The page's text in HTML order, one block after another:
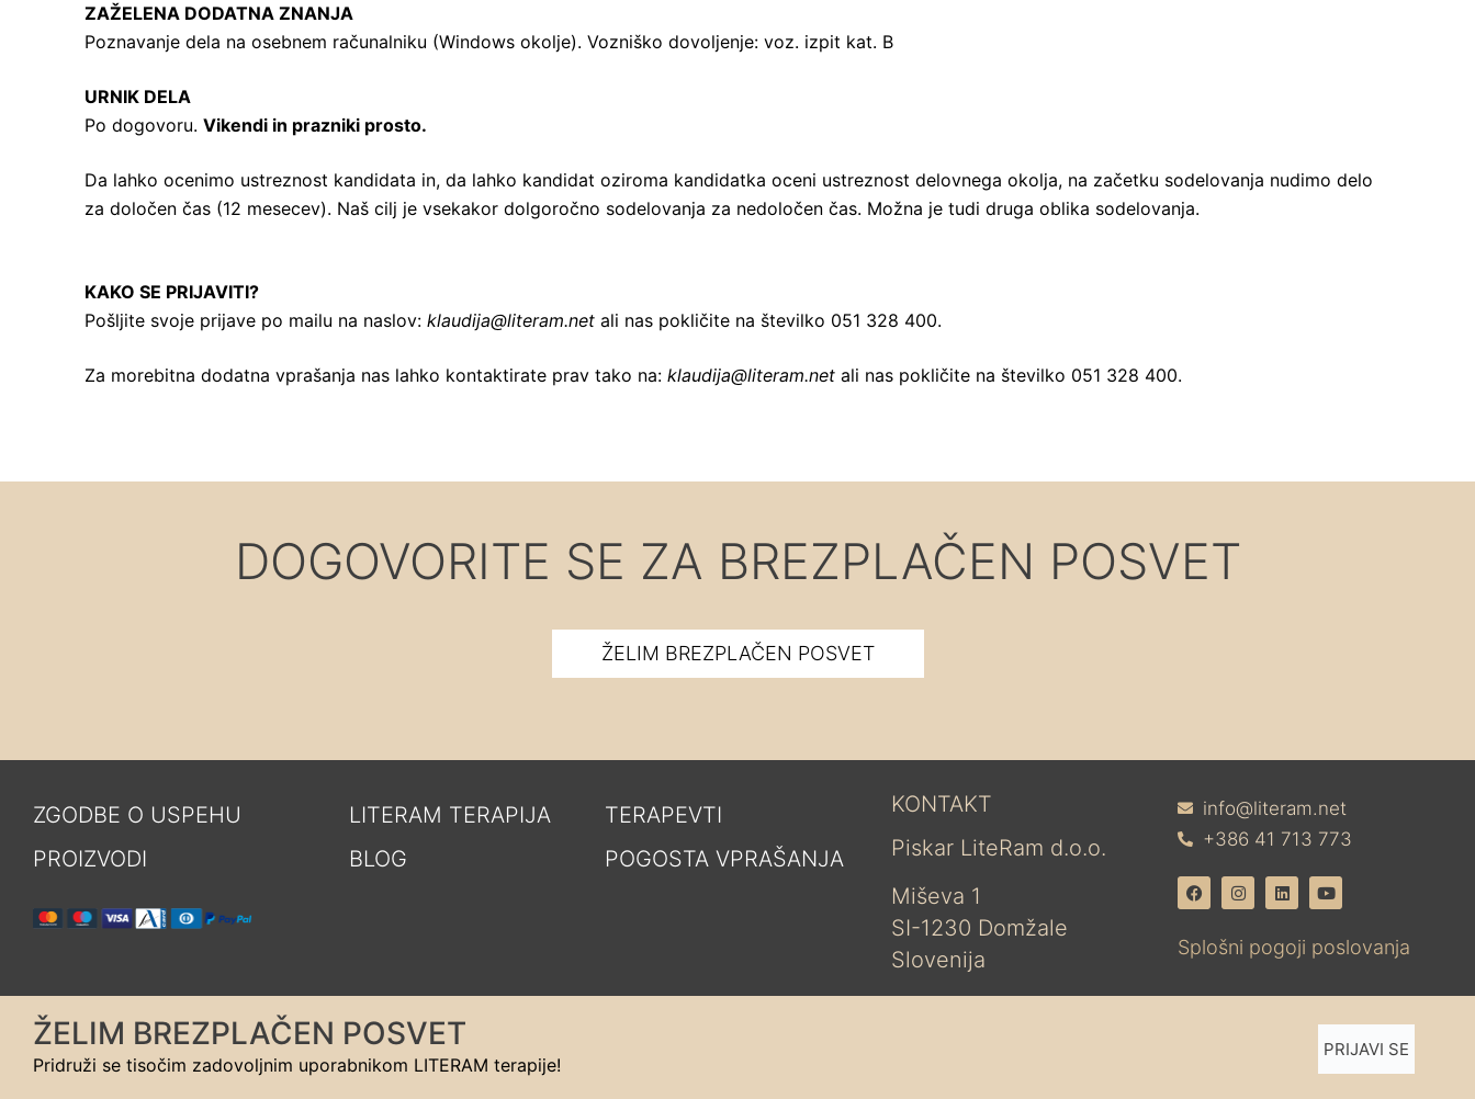
ZAŽELENA DODATNA ZNANJA
Poznavanje dela na osebnem računalniku (Windows okolje). Vozniško dovoljenje: voz. izpit kat. B
URNIK DELA
Po dogovoru.Vikendi in prazniki prosto.
Da lahko ocenimo ustreznost kandidata in, da lahko kandidat oziroma kandidatka oceni ustreznost delovnega okolja, na začetku sodelovanja nudimo delo
za določen čas (12 mesecev). Naš cilj je vsekakor dolgoročno sodelovanja za nedoločen čas. Možna je tudi druga oblika sodelovanja.
KAKO SE PRIJAVITI?
Pošljite svoje prijave po mailu na naslov:klaudija@literam.netali nas pokličite na številko 051 328 400.
Za morebitna dodatna vprašanja nas lahko kontaktirate prav tako na:klaudija@literam.net ali nas pokličite na številko 051 328 400.
DOGOVORITE SE ZA BREZPLAČEN POSVET
ŽELIM BREZPLAČEN POSVET
ZGODBE O USPEHU
PROIZVODI
LITERAM TERAPIJA
BLOG
TERAPEVTI
POGOSTA VPRAŠANJA
KONTAKT
Piskar LiteRam d.o.o.
Miševa 1
SI-1230 Domžale
Slovenija
info@literam.net
+386 41 713 773
Splošni pogoji poslovanja
ŽELIM BREZPLAČEN POSVET
Pridruži se tisočim zadovoljnim uporabnikom LITERAM terapije!
PRIJAVI SE